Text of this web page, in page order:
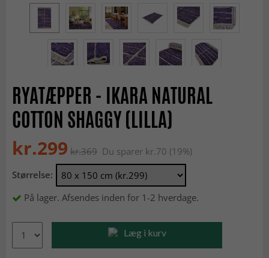
RYATÆPPER - IKARA NATURAL
COTTON SHAGGY (LILLA)
kr.299 kr.369 Du sparer kr.70 (19%)
Størrelse:
På lager. Afsendes inden for 1-2 hverdage.
Læg i kurv